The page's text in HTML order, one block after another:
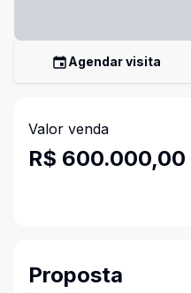
Agendar visita
Valor venda
R$ 600.000,00
Proposta